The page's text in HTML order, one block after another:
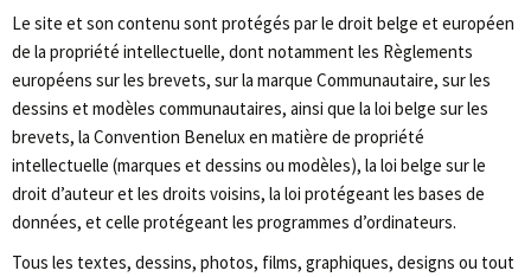
Le site et son contenu sont protégés par le droit belge et européen
de la propriété intellectuelle, dont notamment les Règlements
européens sur les brevets, sur la marque Communautaire, sur les
dessins et modèles communautaires, ainsi que la loi belge sur les
brevets, la Convention Benelux en matière de propriété
intellectuelle (marques et dessins ou modèles), la loi belge sur le
droit d’auteur et les droits voisins, la loi protégeant les bases de
données, et celle protégeant les programmes d’ordinateurs.
Tous les textes, dessins, photos, films, graphiques, designs ou tout